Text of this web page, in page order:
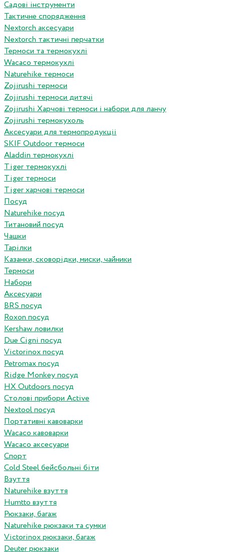
Садові інструменти
Тактичне спорядження
Nextorch аксесуари
Nextorch тактичні перчатки
Термоси та термокухлі
Wacaco термокухлі
Naturehike термоси
Zojirushi термоси
Zojirushi термоси дитячі
Zojirushi Харчові термоси і набори для ланчу
Zojirushi термокухоль
Аксесуари для термопродукціі
SKIF Outdoor термоси
Aladdin термокухлі
Tiger термокухлі
Tiger термоси
Tiger харчові термоси
Посуд
Naturehike посуд
Титановий посуд
Чашки
Тарілки
Казанки, сковорідки, миски, чайники
Термоси
Набори
Аксесуари
BRS посуд
Roxon посуд
Kershaw ловилки
Due Cigni посуд
Victorinox посуд
Petromax посуд
Ridge Monkey посуд
HX Outdoors посуд
Столові прибори Active
Nextool посуд
Портативні кавоварки
Wacaco кавоварки
Wacaco аксесуари
Спорт
Cold Steel бейсбольні біти
Взуття
Naturehike взуття
Humtto взуття
Рюкзаки, багаж
Naturehike рюкзаки та сумки
Victorinox рюкзаки, багаж
Deuter рюкзаки